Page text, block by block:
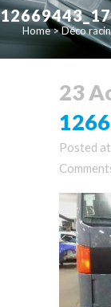
Home>Déco
23
Posted